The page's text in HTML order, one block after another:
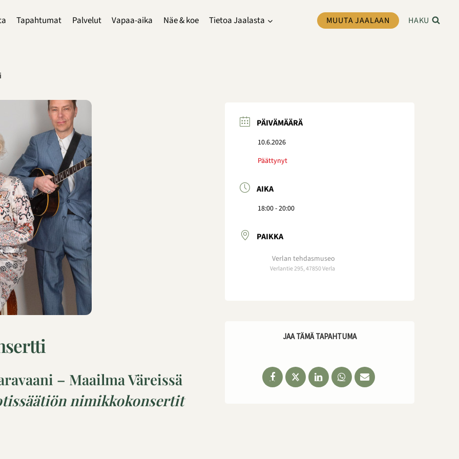
Tapahtumat Palvelut Vapaa-aika Näe & koe Tietoa Jaalasta MUUTA JAALAAN HAKU
– Maailma Väreissä
nimikkokonsertit
PÄIVÄMÄÄRÄ
10.6.2026
Päättynyt
AIKA
18:00 - 20:00
PAIKKA
Verlan tehdasmuseo
Verlantie 295, 47850 Verla
JAA TÄMÄ TAPAHTUMA